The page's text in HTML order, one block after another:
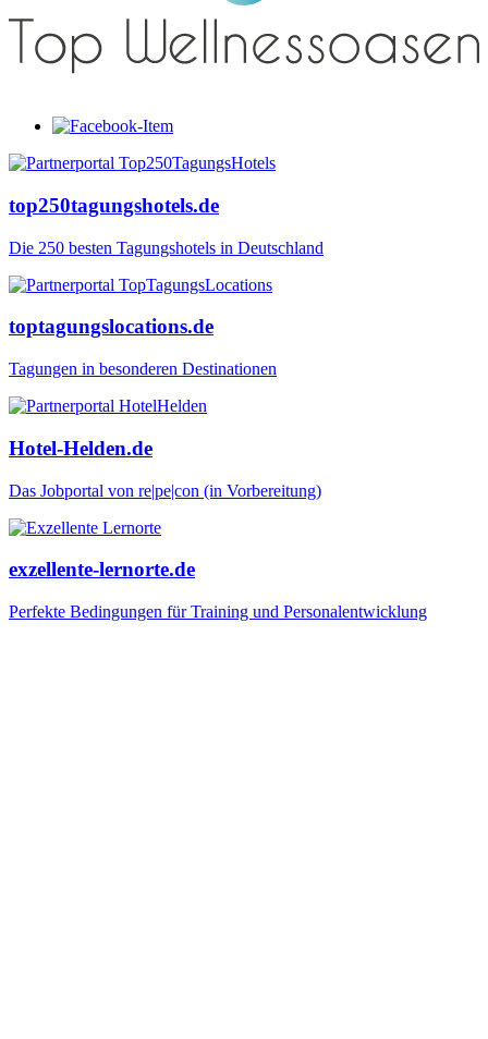
top250tagungshotels.de
Die 250 besten Tagungshotels in Deutschland
toptagungslocations.de
Tagungen in besonderen Destinationen
Hotel-Helden.de
Das Jobportal von re|pe|con (in Vorbereitung)
exzellente-lernorte.de
Perfekte Bedingungen für Training und Personalentwicklung